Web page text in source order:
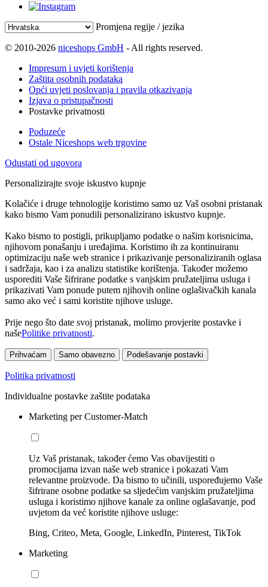
Promjena regije / jezika
© 2010-2026 niceshops GmbH - All rights reserved.
Impresum i uvjeti korištenja
Zaštita osobnih podataka
Opći uvjeti poslovanja i pravila otkazivanja
Izjava o pristupačnosti
Postavke privatnosti
Poduzeće
Ostale Niceshops web trgovine
Odustati od ugovora
Personalizirajte svoje iskustvo kupnje
Kolačiće i druge tehnologije koristimo samo uz Vaš osobni pristanak
kako bismo Vam ponudili personalizirano iskustvo kupnje.
Kako bismo to postigli, prikupljamo podatke o našim korisnicima,
njihovom ponašanju i uređajima. Koristimo ih za kontinuiranu
optimizaciju naše web stranice i prikazivanje personaliziranih oglasa
i sadržaja, kao i za analizu statistike korištenja. Također možemo
usporediti Vaše šifrirane podatke s vanjskim pružateljima usluga i
prikazivati Vam ponude putem njihovih online oglašivačkih kanala
samo ako već i sami koristite njihove usluge.
Prije nego što date svoj pristanak, molimo provjerite postavke i
našePolitike privatnosti.
Prihvaćam Samo obavezno Podešavanje postavki
Politika privatnosti
Individualne postavke zaštite podataka
Marketing per Customer-Match
Uz Vaš pristanak, također ćemo Vas obavijestiti o
promocijama izvan naše web stranice i pokazati Vam
relevantne proizvode. Da bismo to učinili, uspoređujemo Vaše
šifrirane osobne podatke sa sljedećim vanjskim pružateljima
usluga i koristimo njihove kanale za online oglašavanje, pod
uvjetom da već koristite njihove usluge:
Bing, Criteo, Meta, Google, LinkedIn, Pinterest, TikTok
Marketing